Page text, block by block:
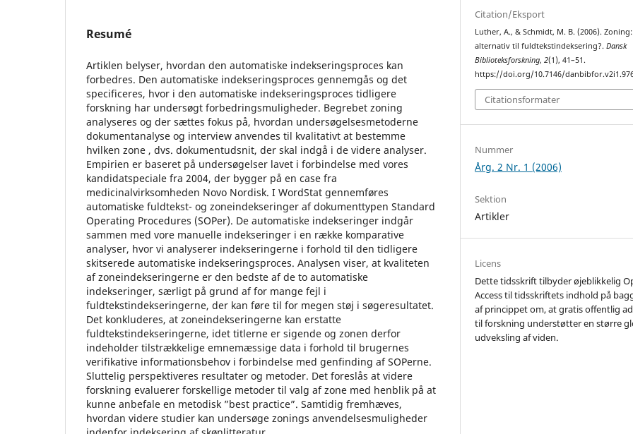
Resumé
Artiklen belyser, hvordan den automatiske indekseringsproces kan
forbedres. Den automatiske indekseringsproces gennemgås og det
specificeres, hvor i den automatiske indekseringsproces tidligere
forskning har undersøgt forbedringsmuligheder. Begrebet zoning
analyseres og der sættes fokus på, hvordan undersøgelsesmetoderne
dokumentanalyse og interview anvendes til kvalitativt at bestemme
hvilken zone , dvs. dokumentudsnit, der skal indgå i de videre analyser.
Empirien er baseret på undersøgelser lavet i forbindelse med vores
kandidatspeciale fra 2004, der bygger på en case fra
medicinalvirksomheden Novo Nordisk. I WordStat gennemføres
automatiske fuldtekst- og zoneindekseringer af dokumenttypen Standard
Operating Procedures (SOPer). De automatiske indekseringer indgår
sammen med vore manuelle indekseringer i en række komparative
analyser, hvor vi analyserer indekseringerne i forhold til den tidligere
skitserede automatiske indekseringsproces. Analysen viser, at kvaliteten
af zoneindekseringerne er den bedste af de to automatiske
indekseringer, særligt på grund af for mange fejl i
fuldtekstindekseringerne, der kan føre til for megen støj i søgeresultatet.
Det konkluderes, at zoneindekseringerne kan erstatte
fuldtekstindekseringerne, idet titlerne er sigende og zonen derfor
indeholder tilstrækkelige emnemæssige data i forhold til brugernes
verifikative informationsbehov i forbindelse med genfinding af SOPerne.
Sluttelig perspektiveres resultater og metoder. Det foreslås at videre
forskning evaluerer forskellige metoder til valg af zone med henblik på at
kunne anbefale en metodisk ”best practice”. Samtidig fremhæves,
hvordan videre studier kan undersøge zonings anvendelsesmuligheder
Citation/Eksport
Luther, A., & Schmidt, M. B. (2006).
alternativ til fuldtekstindeksering?.Dansk
Biblioteksforskning,2(1), 41–51.
https://doi.org/10.7146/
Citationsformater
Nummer
Årg. 2 Nr. 1 (2006)
Sektion
Artikler
Licens
Dette tidsskrift tilbyder øjeblikkelig
Access til tidsskriftets indhold på
af princippet om, at gratis offentlig
til forskning understøtter en større
udveksling af viden.